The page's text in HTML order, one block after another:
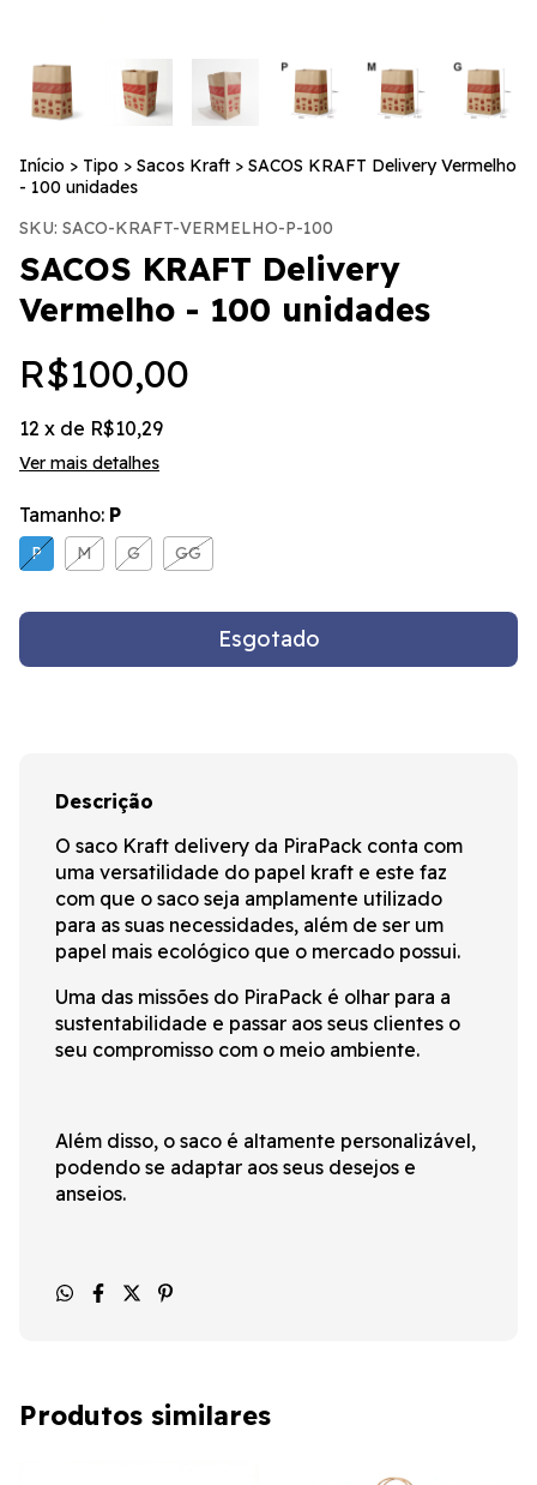
Início > Tipo > Sacos Kraft > SACOS KRAFT Delivery Vermelho
- 100 unidades
SKU: SACO-KRAFT-VERMELHO-P-100
SACOS KRAFT Delivery
Vermelho - 100 unidades
R$100,00
12 x de R$10,29
Ver mais detalhes
Tamanho: P
P M G GG
Descrição
O saco Kraft delivery da PiraPack conta com
uma versatilidade do papel kraft e este faz
com que o saco seja amplamente utilizado
para as suas necessidades, além de ser um
papel mais ecológico que o mercado possui.
Uma das missões do PiraPack é olhar para a
sustentabilidade e passar aos seus clientes o
seu compromisso com o meio ambiente.
Além disso, o saco é altamente personalizável,
podendo se adaptar aos seus desejos e
anseios.
Produtos similares